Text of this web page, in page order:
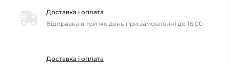
Доставка і оплата
Відправка в той же день при замовленні до 16:00
Доставка і оплата